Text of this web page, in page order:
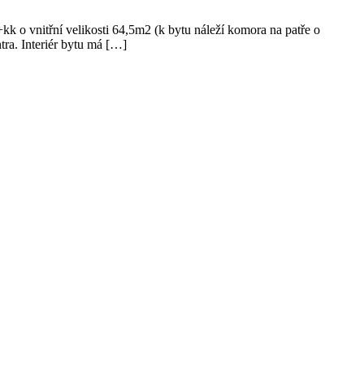
o vnitřní velikosti 64,5m2 (k bytu náleží komora na patře o
Interiér bytu má […]